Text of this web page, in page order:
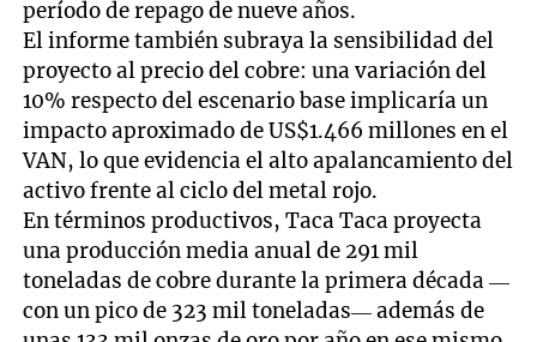
período de repago de nueve años.
El informe también subraya la sensibilidad del
proyecto al precio del cobre: una variación del
10% respecto del escenario base implicaría un
impacto aproximado de US$1.466 millones en el
VAN, lo que evidencia el alto apalancamiento del
activo frente al ciclo del metal rojo.
En términos productivos, Taca Taca proyecta
una producción media anual de 291 mil
toneladas de cobre durante la primera década —
con un pico de 323 mil toneladas— además de